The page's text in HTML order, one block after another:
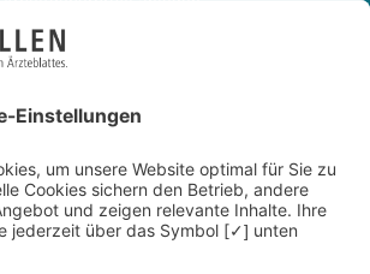
Recruiting-Podcast
Kontakt
Datenschutz
Newsletter